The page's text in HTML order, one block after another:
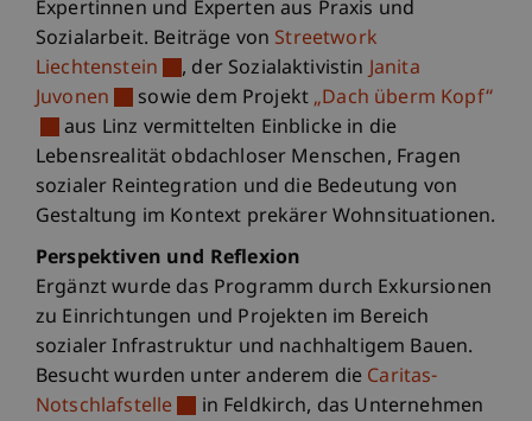
Expertinnen und Experten aus Praxis und
Sozialarbeit. Beiträge von Streetwork
Liechtenstein
, der SozialaktivistinJanita
Juvonen
sowie dem Projekt„Dach überm Kopf“
aus Linz vermittelten Einblicke in die
Lebensrealität obdachloser Menschen, Fragen
sozialer Reintegration und die Bedeutung von
Gestaltung im Kontext prekärer Wohnsituationen.
Perspektiven und Reflexion
Ergänzt wurde das Programm durch Exkursionen
zu Einrichtungen und Projekten im Bereich
sozialer Infrastruktur und nachhaltigem Bauen.
Besucht wurden unter anderem die Caritas-
Notschlafstelle
in Feldkirch, das Unternehmen